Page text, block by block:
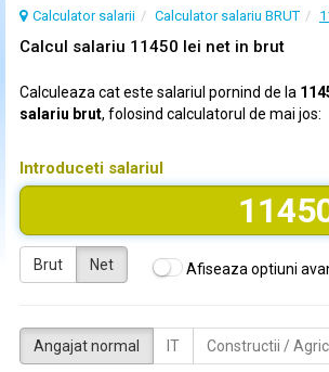
Calculator salarii Calculator salariu BRUT
Calcul salariu 11450 lei net in brut
Calculeaza cat este salariul pornind de la
salariu brut, folosind calculatorul de mai jos:
Introduceti salariul
Brut Net Afiseaza optiuni
Angajat normal IT Constructii /